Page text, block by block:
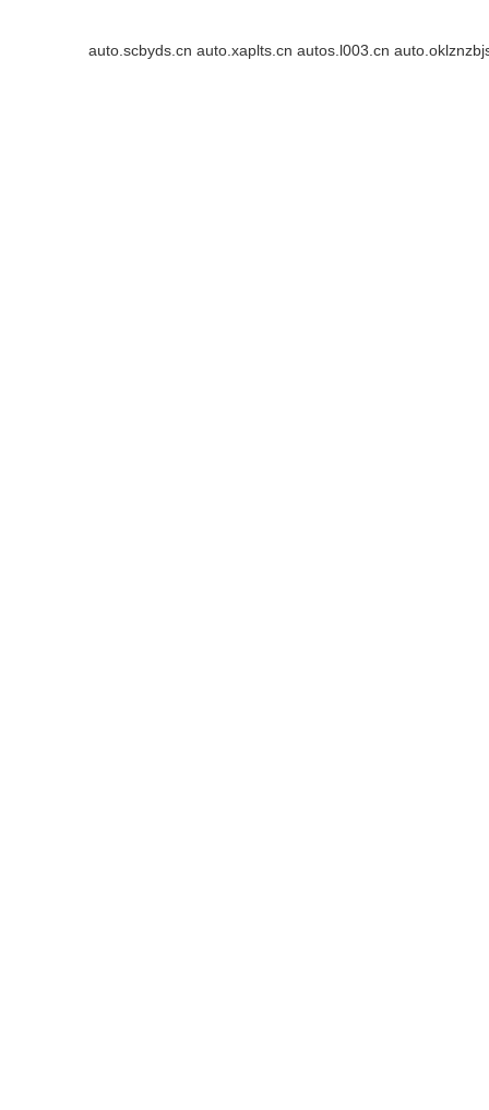
auto.scbyds.cn auto.xaplts.cn autos.l003.cn